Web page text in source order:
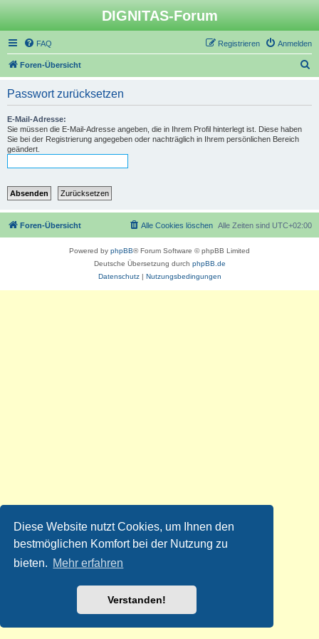
Diese Website nutzt Cookies, um Ihnen den
bestmöglichen Komfort bei der Nutzung zu
bieten. Mehr erfahren
Verstanden!
DIGNITAS-Forum
FAQ Anmelden
Registrieren
Foren-Übersicht
Passwort zurücksetzen
E-Mail-Adresse:
Sie müssen die E-Mail-Adresse angeben, die in Ihrem Profil hinterlegt ist. Diese haben
Sie bei der Registrierung angegeben oder nachträglich in Ihrem persönlichen Bereich
geändert.
Foren-Übersicht Alle Zeiten sind UTC+02:00
Alle Cookies löschen
Powered by phpBB® Forum Software © phpBB Limited
Deutsche Übersetzung durch phpBB.de
Datenschutz| Nutzungsbedingungen